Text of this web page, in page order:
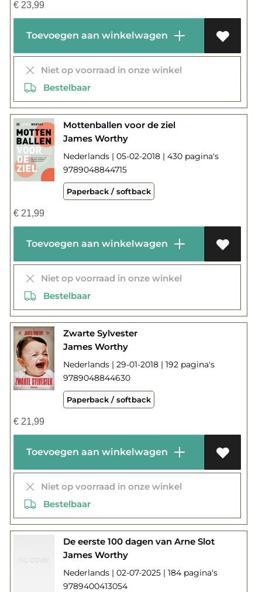
€23,99
Toevoegen aan winkelwagen
Niet op voorraad in onze winkel
Bestelbaar
Mottenballen voor de ziel
James Worthy
Nederlands | 05-02-2018 | 430 pagina's
9789048844715
Paperback / softback
€21,99
Toevoegen aan winkelwagen
Niet op voorraad in onze winkel
Bestelbaar
Zwarte Sylvester
James Worthy
Nederlands | 29-01-2018 | 192 pagina's
9789048844630
Paperback / softback
€21,99
Toevoegen aan winkelwagen
Niet op voorraad in onze winkel
Bestelbaar
De eerste 100 dagen van Arne Slot
James Worthy
Nederlands | 02-07-2025 | 184 pagina's
9789400413054